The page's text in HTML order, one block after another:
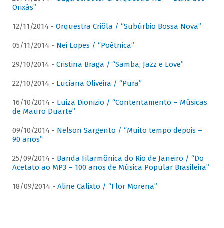
Orixás”
12/11/2014 - Orquestra Criôla / “Subúrbio Bossa Nova”
05/11/2014 - Nei Lopes / “Poétnica”
29/10/2014 - Cristina Braga / “Samba, Jazz e Love”
22/10/2014 - Luciana Oliveira / “Pura”
16/10/2014 - Luiza Dionizio / “Contentamento – Músicas
de Mauro Duarte”
09/10/2014 - Nelson Sargento / “Muito tempo depois –
90 anos”
25/09/2014 - Banda Filarmônica do Rio de Janeiro / “Do
Acetato ao MP3 – 100 anos de Música Popular Brasileira”
18/09/2014 - Aline Calixto / “Flor Morena”